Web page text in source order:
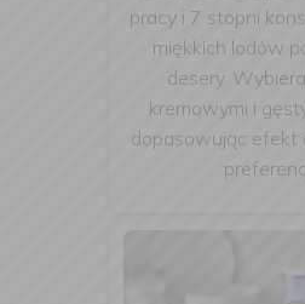
pracy i 7 stopni
miękkich lodów
desery.
kremowymi i
dopasowując efekt